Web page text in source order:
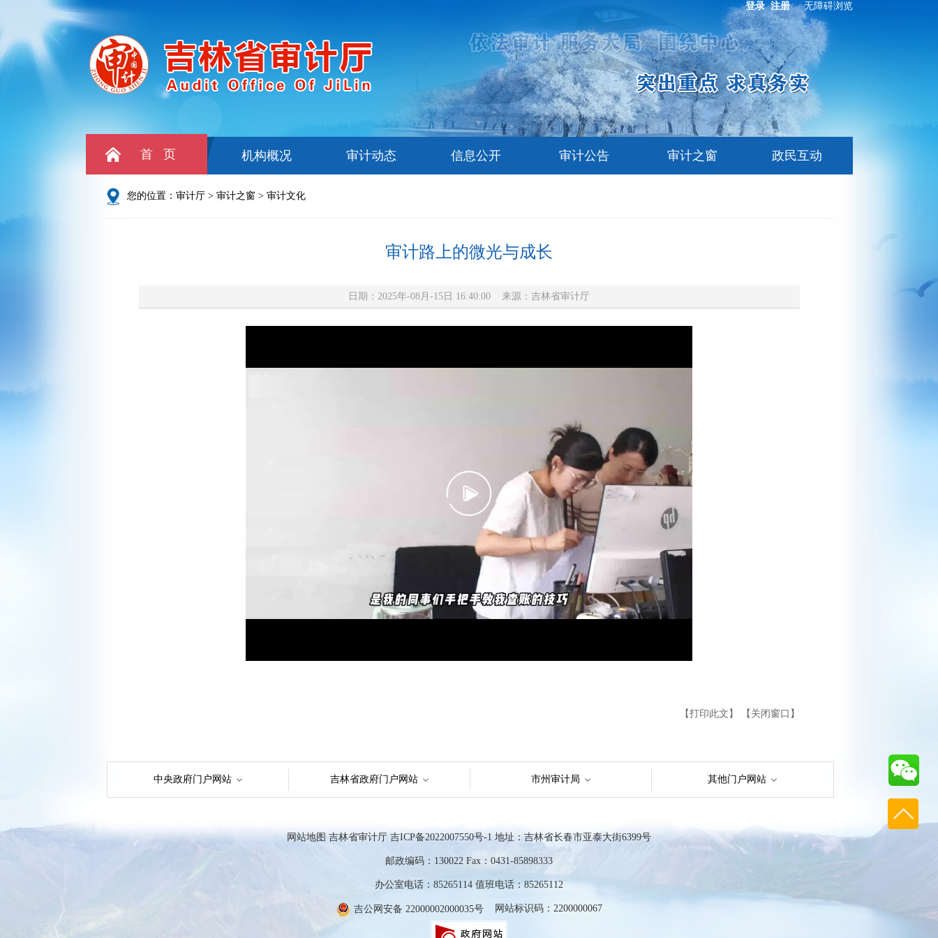
无障碍浏览
登录 注册
首 页 机构概况 审计动态 信息公开 审计公告 审计之窗 政民互动
您的位置： 审计厅 > 审计之窗 > 审计文化
审计路上的微光与成长
日期：2025年-08月-15日 16:40:00 来源： 吉林省审计厅
【打印此文】 【关闭窗口】
中央政府门户网站 吉林省政府门户网站 市州审计局 其他门户网站
网站地图 吉林省审计厅 吉ICP备2022007550号-1 地址：吉林省长春市亚泰大街6399号
邮政编码：130022 Fax：0431-85898333
办公室电话：85265114 值班电话：85265112
吉公网安备 22000002000035号网站标识码：2200000067